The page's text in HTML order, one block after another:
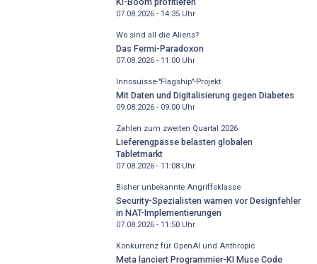
07.08.2026 - 14:35Uhr
Wo sind all die Aliens?
Das Fermi-Paradoxon
07.08.2026 - 11:00Uhr
Innosuisse-"Flagship"-Projekt
Mit Daten und Digitalisierung gegen Diabetes
09.08.2026 - 09:00Uhr
Zahlen zum zweiten Quartal 2026
Lieferengpässe belasten globalen
Tabletmarkt
07.08.2026 - 11:08Uhr
Bisher unbekannte Angriffsklasse
Security-Spezialisten warnen vor Designfehler
in NAT-Implementierungen
07.08.2026 - 11:50Uhr
Konkurrenz für OpenAI und Anthropic
Meta lanciert Programmier-KI Muse Code